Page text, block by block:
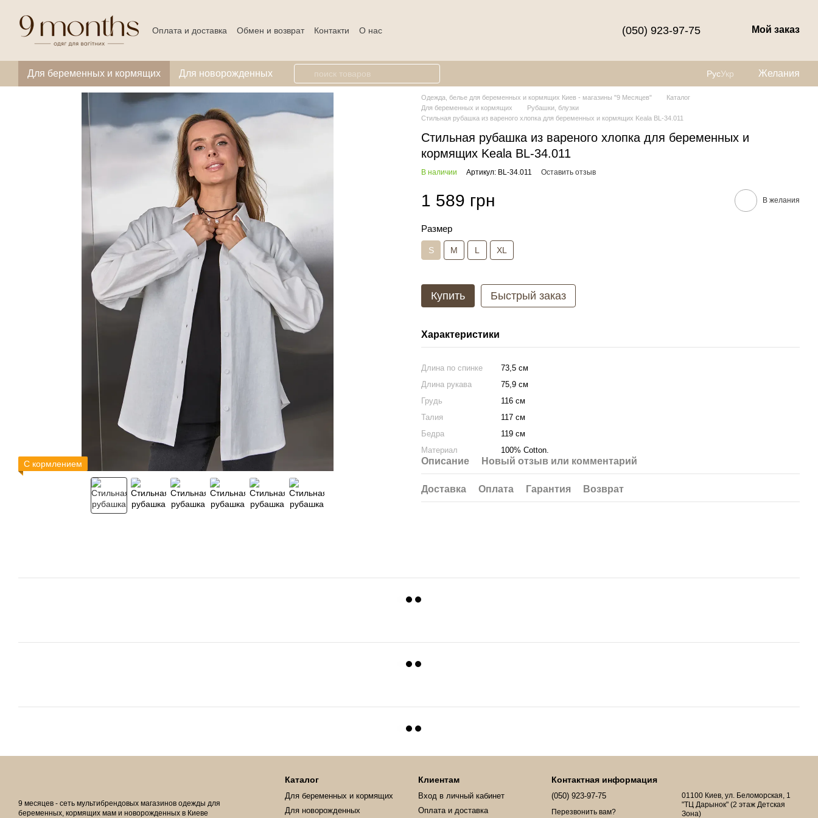
Оплата и доставка Обмен и возврат Контакти О нас (050) 923-97-75 Мой заказ
Для беременных и кормящих Для новорожденных РусУкр Желания
С кормлением
Одежда, белье для беременных и кормящих Киев - магазины "9 Месяцев"
Каталог
Для беременных и кормящих
Рубашки, блузки
Стильная рубашка из вареного хлопка для беременных и кормящих Keala BL-34.011
Стильная рубашка из вареного хлопка для беременных и
кормящих Keala BL-34.011
В наличии Артикул: BL-34.011 Оставить отзыв
1 589 грн В желания
Размер
S M L XL
Купить Быстрый заказ
Характеристики
Длина по спинке
73,5 см
Длина рукава
75,9 см
Грудь
116 см
Талия
117 см
Бедра
119 см
Материал
100% Cotton.
Описание Новый отзыв или комментарий
Доставка Оплата Гарантия Возврат
9 месяцев - сеть мультибрендовых магазинов одежды для
беременных, кормящих мам и новорожденных в Киеве
Каталог
Для беременных и кормящих
Для новорожденных
Клиентам
Вход в личный кабинет
Оплата и доставка
Контактная информация
(050) 923-97-75
Перезвонить вам?
01100 Киев, ул. Беломорская, 1
"ТЦ Дарынок" (2 этаж Детская
Зона)